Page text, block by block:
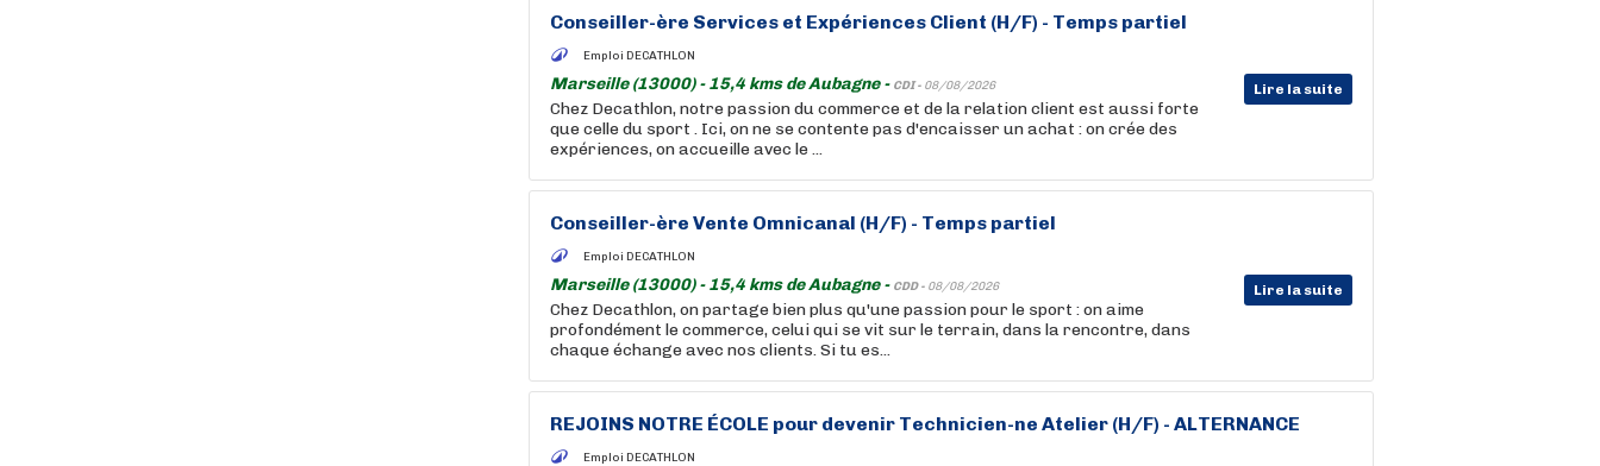
Conseiller-ère Services et Expériences Client (H/F) - Temps partiel
Emploi DECATHLON
Marseille (13000) - 15,4 kms de Aubagne - CDI - 08/08/2026 Lire la suite
Chez Decathlon, notre passion du commerce et de la relation client est aussi forte
que celle du sport . Ici, on ne se contente pas d'encaisser un achat : on crée des
expériences, on accueille avec le ...
Conseiller-ère Vente Omnicanal (H/F) - Temps partiel
Emploi DECATHLON
Marseille (13000) - 15,4 kms de Aubagne - CDD - 08/08/2026 Lire la suite
Chez Decathlon, on partage bien plus qu'une passion pour le sport : on aime
profondément le commerce, celui qui se vit sur le terrain, dans la rencontre, dans
chaque échange avec nos clients. Si tu es...
REJOINS NOTRE ÉCOLE pour devenir Technicien-ne Atelier (H/F) - ALTERNANCE
Emploi DECATHLON